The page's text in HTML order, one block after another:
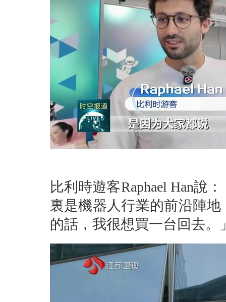
比利時遊客Raphael Han說
裏是機器人行業的前沿陣
的話，我很想買一台回去。